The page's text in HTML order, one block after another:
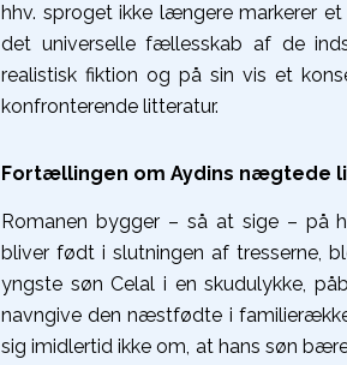
hhv. sproget ikke længere markerer
det universelle fællesskab af de
realistisk fiktion og på sin vis et
konfronterende litteratur.
Fortællingen om Aydins nægtede
Romanen bygger – så at sige – på
bliver født i slutningen af tresserne,
yngste søn Celal i en skudulykke,
navngive den næstfødte i
sig imidlertid ikke om, at hans søn